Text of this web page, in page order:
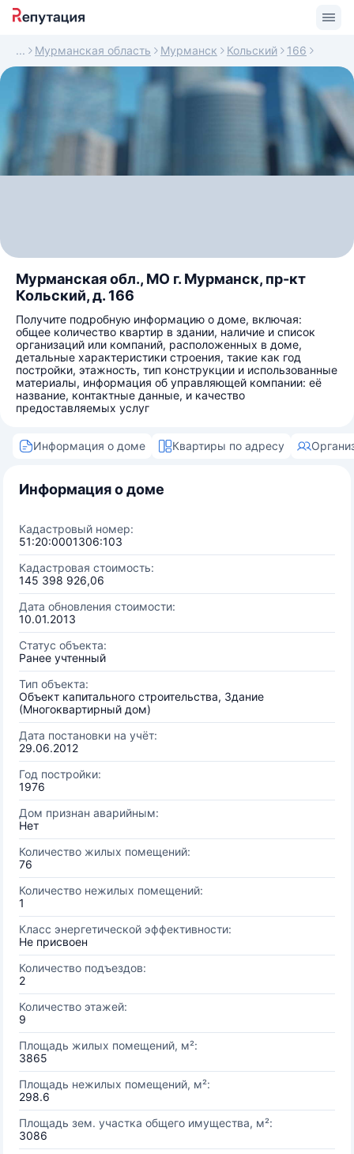
Мурманская область Мурманск Кольский 166
Мурманская обл., МО г. Мурманск, пр-кт
Кольский, д. 166
Получите подробную информацию о доме, включая:
общее количество квартир в здании, наличие и список
организаций или компаний, расположенных в доме,
детальные характеристики строения, такие как год
постройки, этажность, тип конструкции и использованные
материалы, информация об управляющей компании: её
название, контактные данные, и качество
предоставляемых услуг
Информация о доме Квартиры по адресу
Информация о доме
Кадастровый номер:
51:20:0001306:103
Кадастровая стоимость:
145 398 926,06
Дата обновления стоимости:
10.01.2013
Статус объекта:
Ранее учтенный
Тип объекта:
Объект капитального строительства, Здание
(Многоквартирный дом)
Дата постановки на учёт:
29.06.2012
Год постройки:
1976
Дом признан аварийным:
Нет
Количество жилых помещений:
76
Количество нежилых помещений:
1
Класс энергетической эффективности:
Не присвоен
Количество подъездов:
2
Количество этажей:
9
Площадь жилых помещений, м²:
3865
Площадь нежилых помещений, м²:
298.6
Площадь зем. участка общего имущества, м²:
3086